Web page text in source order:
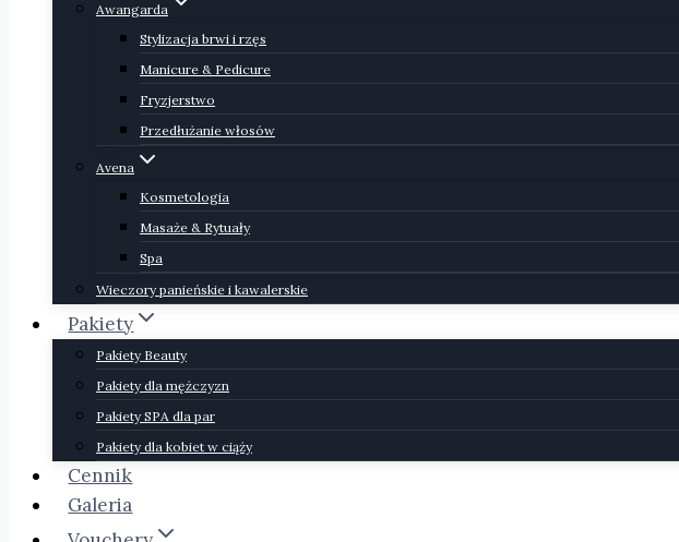
Awangarda
Stylizacja brwi i rzęs
Manicure & Pedicure
Fryzjerstwo
Przedłużanie włosów
Avena
Kosmetologia
Masaże & Rytuały
Spa
Wieczory panieńskie i kawalerskie
Pakiety
Pakiety Beauty
Pakiety dla mężczyzn
Pakiety SPA dla par
Pakiety dla kobiet w ciąży
Cennik
Galeria